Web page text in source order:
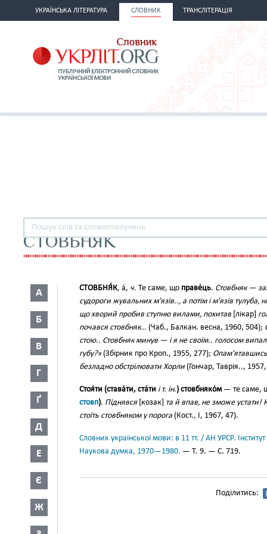
УКРАЇНСЬКА ЛІТЕРАТУРА СЛОВНИК ТРАНСЛІТЕРАЦІЯ
СТОВБНЯК
А
Б
В
Г
Ґ
Д
Е
Є
Ж
СТОВБНЯ́К, а́, ч. Те саме, що праве́ць. Стовбняк —
судороги жувальних м’язів.., а потім і м’язів тулуба,
що хворий пробив ступню вилами, похитав [лікар]
почався стовбняк… (Чаб., Балкан. весна, 1960, 504);
стою.. Стовбняк минув — і я не своїм.. голосом
губу?»(Збірник про Кроп., 1955, 277); Опам’ятавшись
безладно обстрілювати Хорли (Гончар, Таврія..,
Стоя́ти (става́ти, ста́ти і т. ін.) стовбняко́м— те саме,
стовп). Піднявся [козак] та й впав, не зможе устати!
стоїть стовбняком у порога (Кост., І, 1967, 47).
Словник української мови: в 11 тт. / АН УРСР.
Наукова думка, 1970—1980. — Т. 9. — С. 719.
Поділитись: